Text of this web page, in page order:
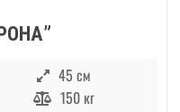
45 см
150 кг